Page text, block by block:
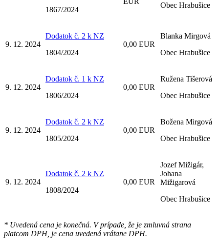
1867/2024
Obec Hrabušice
9. 12. 2024
Dodatok č. 2 k NZ
1804/2024
0,00 EUR
Blanka Mirgová
Obec Hrabušice
9. 12. 2024
Dodatok č. 1 k NZ
1806/2024
0,00 EUR
Ružena Tišerová
Obec Hrabušice
9. 12. 2024
Dodatok č. 2 k NZ
1805/2024
0,00 EUR
Božena Mirgová
Obec Hrabušice
9. 12. 2024
Dodatok č. 2 k NZ
1808/2024
0,00 EUR
Jozef Mižigár,
Johana
Mižigarová
Obec Hrabušice
* Uvedená cena je konečná. V prípade, že je zmluvná strana
platcom DPH, je cena uvedená vrátane DPH.